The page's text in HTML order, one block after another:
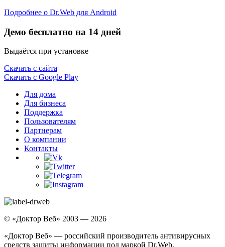
Подробнее о Dr.Web для Android
Демо бесплатно на 14 дней
Выдаётся при установке
Скачать с сайта
Скачать с Google Play
Для дома
Для бизнеса
Поддержка
Пользователям
Партнерам
О компании
Контакты
© «Доктор Веб» 2003 — 2026
«Доктор Веб» — российский производитель антивирусных
средств защиты информации под маркой Dr.Web.